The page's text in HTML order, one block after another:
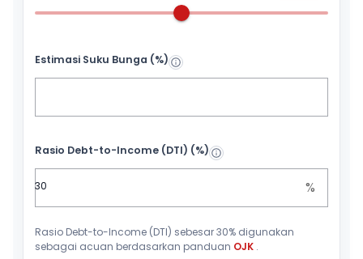
Estimasi Suku Bunga (%)
Rasio Debt-to-Income (DTI) (%)
%
Rasio Debt-to-Income (DTI) sebesar 30% digunakan
sebagai acuan berdasarkan panduan OJK .